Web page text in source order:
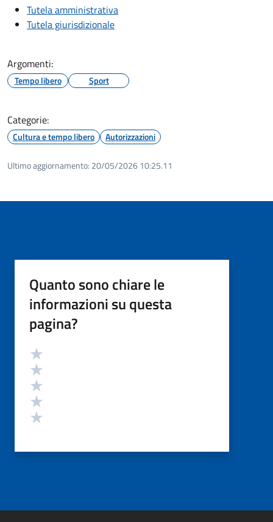
Tutela amministrativa
Tutela giurisdizionale
Argomenti:
Tempo libero Sport
Categorie:
Cultura e tempo libero Autorizzazioni
Ultimo aggiornamento: 20/05/2026 10:25.11
Quanto sono chiare le
informazioni su questa
pagina?
Valutazione